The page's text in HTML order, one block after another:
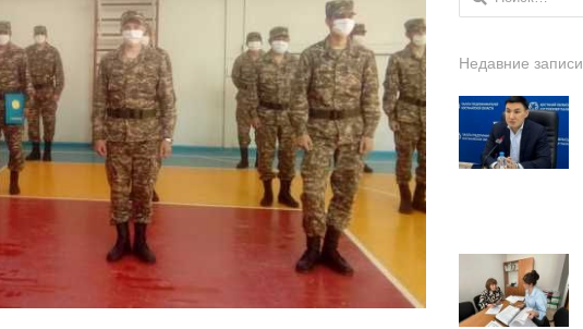
Недавние записи